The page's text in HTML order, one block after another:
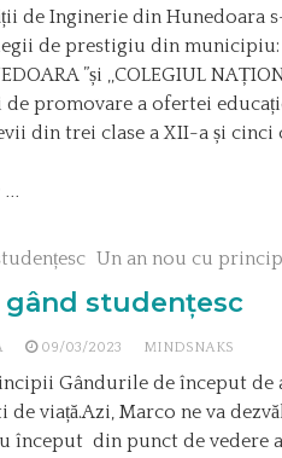
de Inginerie din Hunedoara
de prestigiu din municipiu:
”și ,,COLEGIUL
promovare a ofertei
din trei clase a XII-a și cinci
...
Un an nou cu
gând studențesc
09/03/2023 MINDSNAKS
Gândurile de început de
de viață.Azi, Marco ne va
început din punct de vedere